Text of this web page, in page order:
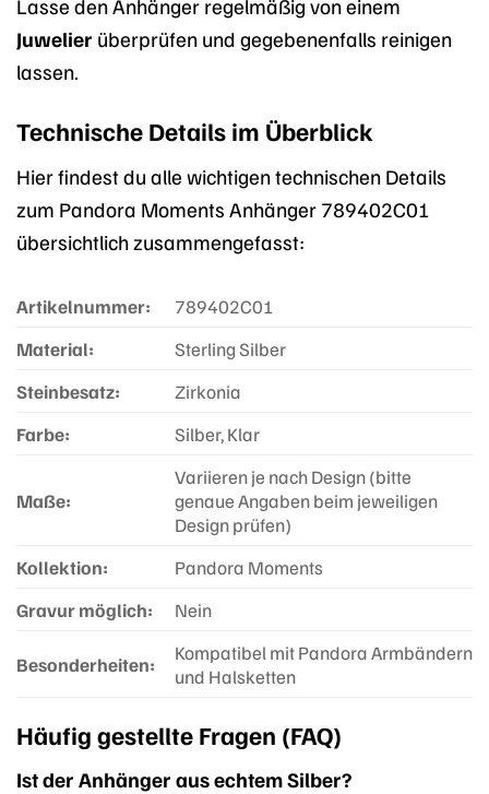
Lasse den Anhänger regelmäßig von einem
Juwelier überprüfen und gegebenenfalls reinigen
lassen.
Technische Details im Überblick
Hier findest du alle wichtigen technischen Details
zum Pandora Moments Anhänger 789402C01
übersichtlich zusammengefasst:
Artikelnummer:
789402C01
Material:
Sterling Silber
Steinbesatz:
Zirkonia
Farbe:
Silber, Klar
Maße:
Variieren je nach Design (bitte
genaue Angaben beim jeweiligen
Design prüfen)
Kollektion:
Pandora Moments
Gravur möglich:
Nein
Besonderheiten:
Kompatibel mit Pandora Armbändern
und Halsketten
Häufig gestellte Fragen (FAQ)
Ist der Anhänger aus echtem Silber?